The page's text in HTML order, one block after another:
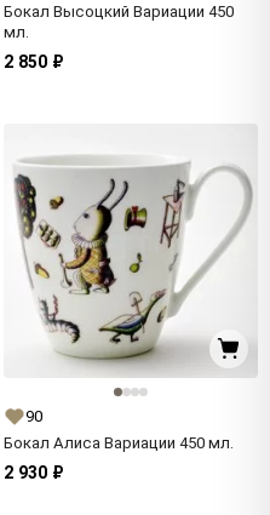
Бокал Высоцкий Вариации 450
мл.
2 850 ₽
90
Бокал Алиса Вариации 450 мл.
2 930 ₽